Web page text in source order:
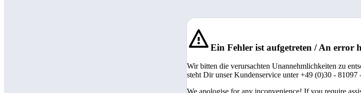
Ein Fehler ist aufgetreten / An error
Wir bitten die verursachten Unannehmlichkeiten zu
steht Dir unser Kundenservice unter +49 (0)30 - 81097